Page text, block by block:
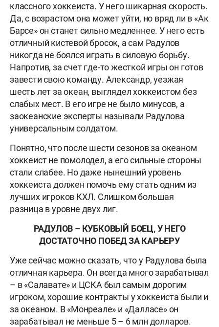
классного хоккеиста. У него шикарная скорость.
Да, с возрастом она может уйти, но вряд ли в «Ак
Барсе» он станет сильно медленнее. У него есть
отличный кистевой бросок, а сам Радулов
никогда не боялся играть в силовую борьбу.
Напротив, за счет где-то жесткой игры он готов
завести свою команду. Александр, уезжая
шесть лет за океан, выглядел хоккеистом без
слабых мест. В его игре не было минусов, а
заокеанские эксперты называли Радулова
универсальным солдатом.
Понятно, что после шести сезонов за океаном
хоккеист не помолодел, а его сильные стороны
стали слабее. Но даже нынешний уровень
хоккеиста должен помочь ему стать одним из
лучших игроков КХЛ. Слишком большая
разница в уровне двух лиг.
РАДУЛОВ – КУБКОВЫЙ БОЕЦ, У НЕГО
ДОСТАТОЧНО ПОБЕД ЗА КАРЬЕРУ
Уже сейчас можно сказать, что у Радулова была
отличная карьера. Он всегда много зарабатывал
– в «Салавате» и ЦСКА был самым дорогим
игроком, хорошие контракты у хоккеиста были и
за океаном. В «Монреале» и «Далласе» он
зарабатывал не меньше 5 – 6 млн долларов.